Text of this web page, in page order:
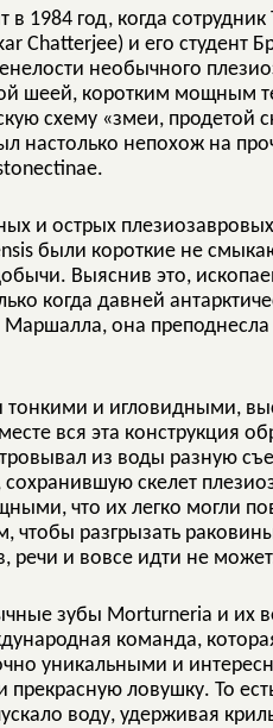
1984 год, когда сотрудник
Chatterjee) и его студент
необычного
шеей, коротким мощным
схему «змеи, продетой
настолько непохож на
и острых
были короткие не
Выяснив это,
когда давней
Маршалла, она
и игловидными,
вся эта конструкция
из воды разную
скелет
что их легко могли
чтобы разгрызать
речи и вовсе идти не
зубы Morturneria и их
команда,
уникальными и
ловушку. То
воду, удерживая